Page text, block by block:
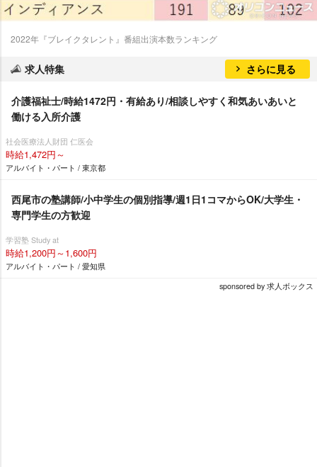
2022年『ブレイクタレント』番組出演本数ランキング
求人特集 さらに見る
介護福祉士/時給1472円・有給あり/相談しやすく和気あいあいと
働ける入所介護
社会医療法人財団 仁医会
時給1,472円～
アルバイト・パート / 東京都
西尾市の塾講師/小中学生の個別指導/週1日1コマからOK/大学生・
専門学生の方歓迎
学習塾 Study at
時給1,200円～1,600円
アルバイト・パート / 愛知県
sponsored by 求人ボックス